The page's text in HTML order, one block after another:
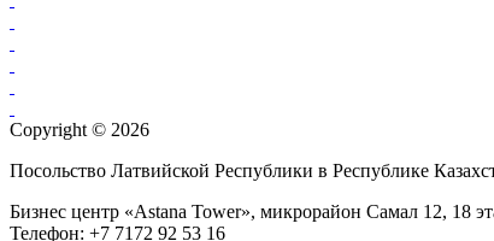
Copyright © 2026
Посольство Латвийской Республики в Республике
Бизнес центр «Astana Tower», микрорайон Самал 12, 18
Телефон: +7 7172 92 53 16